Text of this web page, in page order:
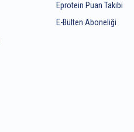
Eprotein Puan Takibi
E-Bülten Aboneliği